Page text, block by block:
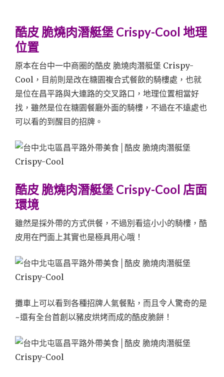
酷皮 脆燒肉潛艇堡 Crispy-Cool 地理
位置
原本在台中一中商圈的酷皮 脆燒肉潛艇堡 Crispy-
Cool，目前則是改在糖園複合式餐飲的騎樓處，也就
是位在昌平路與大連路的交叉路口，地理位置相當好
找，雖然是位在糖園餐廳外面的騎樓，不過在不遠處也
可以看的到醒目的招牌。
酷皮 脆燒肉潛艇堡 Crispy-Cool 店面
環境
雖然是採外帶的方式供餐，不過別看這小小的騎樓，酷
皮用在門面上其實也是極具用心哦！
攤車上可以看到各種招牌人氣餐點，而且令人驚奇的是
~還有全台首創以豬皮烘烤而成的酷皮脆餅！